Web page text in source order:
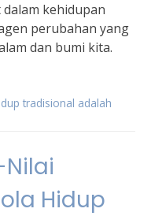
kehidupan
perubahan yang
dan bumi kita.
tradisional adalah
Hidup